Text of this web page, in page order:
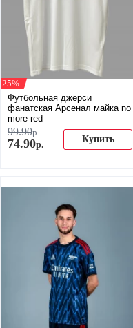
-25%
Футбольная джерси
фанатская Арсенал майка no
more red
99.90р.
74.90р. Купить